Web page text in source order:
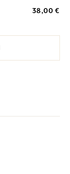
38,00 €